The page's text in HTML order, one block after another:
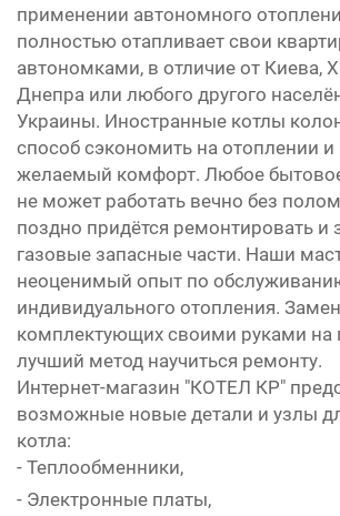
применении автономного
полностью отапливает свои
автономками, в отличие от Киева,
Днепра или любого другого
Украины. Иностранные котлы
способ сэкономить на отоплении и
желаемый комфорт. Любое
не может работать вечно без
поздно придётся ремонтировать и
газовые запасные части. Наши
неоценимый опыт по
индивидуального отопления.
комплектующих своими руками на
лучший метод научиться ремонту.
Интернет-магазин "КОТЕЛ КР"
возможные новые детали и узлы
котла:
- Теплообменники,
- Электронные платы,